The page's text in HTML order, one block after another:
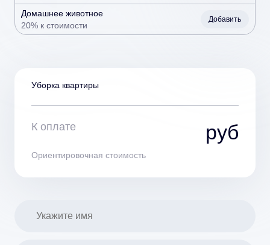
Домашнее животное
20% к стоимости
Добавить
Уборка квартиры
К оплате руб
Ориентировочная стоимость